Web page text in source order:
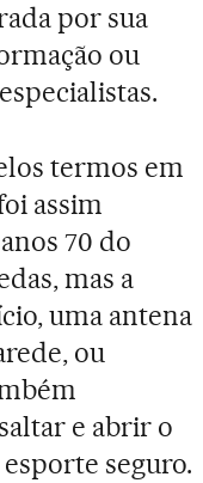
por sua
ou
termos em
assim
70 do
mas a
uma antena
ou
e abrir o
seguro.